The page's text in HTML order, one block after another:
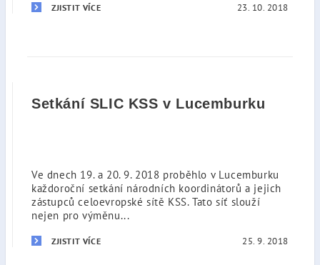
ZJISTIT VÍCE 23. 10. 2018
Setkání SLIC KSS v Lucemburku
Ve dnech 19. a 20. 9. 2018 proběhlo v Lucemburku
každoroční setkání národních koordinátorů a jejich
zástupců celoevropské sítě KSS. Tato síť slouží
nejen pro výměnu...
ZJISTIT VÍCE 25. 9. 2018